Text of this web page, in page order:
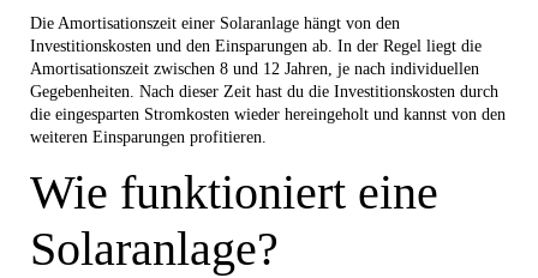
Die Amortisationszeit einer Solaranlage hängt von den
Investitionskosten und den Einsparungen ab. In der Regel liegt die
Amortisationszeit zwischen 8 und 12 Jahren, je nach individuellen
Gegebenheiten. Nach dieser Zeit hast du die Investitionskosten durch
die eingesparten Stromkosten wieder hereingeholt und kannst von den
weiteren Einsparungen profitieren.
Wie funktioniert eine
Solaranlage?